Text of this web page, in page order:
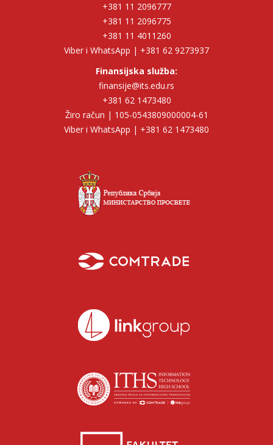
+381 11 2096777
+381 11 2096775
+381 11 4011260
Viber i WhatsApp | +381 62 9273937
Finansijska služba:
finansije@its.edu.rs
+381 62 1473480
Žiro račun | 105-0543809000004-61
Viber i WhatsApp | +381 62 1473480